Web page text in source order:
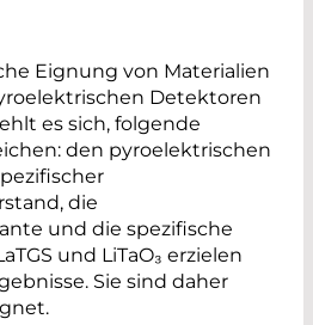
Eignung von Materialien
Detektoren
es sich, folgende
den pyroelektrischen
die
und die spezifische
und LiTaO₃ erzielen
Sie sind daher